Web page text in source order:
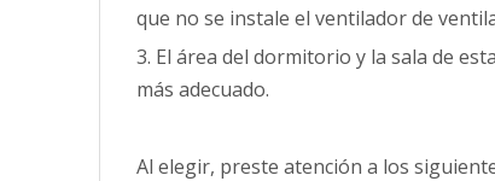
que no se instale el ventilador de
3. El área del dormitorio y la sala de
más adecuado.
Al elegir, preste atención a los